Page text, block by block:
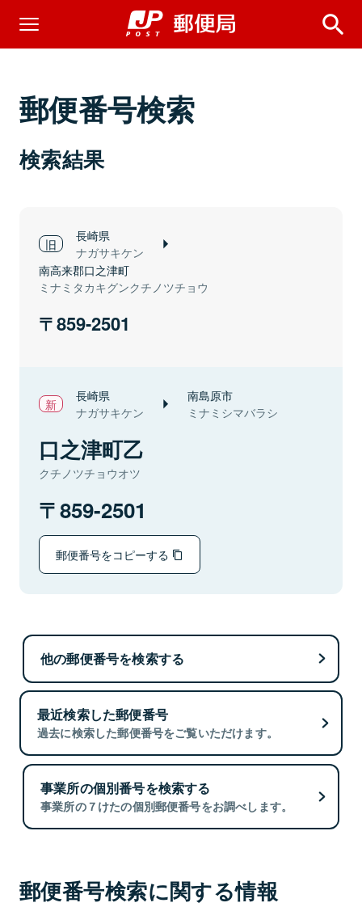
郵便番号検索
検索結果
長崎県
ナガサキケン
南高来郡口之津町
ミナミタカキグンクチノツチョウ
859-2501
長崎県
ナガサキケン
南島原市
ミナミシマバラシ
口之津町乙
クチノツチョウオツ
859-2501
郵便番号をコピーする
他の郵便番号を検索する
最近検索した郵便番号
過去に検索した郵便番号をご覧いただけます。
事業所の個別番号を検索する
事業所の７けたの個別郵便番号をお調べします。
郵便番号検索に関する情報